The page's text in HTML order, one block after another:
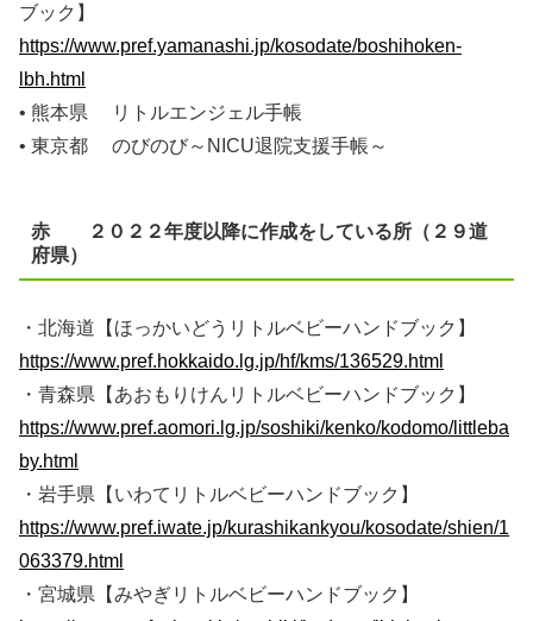
ブック】
https://www.pref.yamanashi.jp/kosodate/boshihoken-
lbh.html
• 熊本県 リトルエンジェル手帳
• 東京都 のびのび～NICU退院支援手帳～
赤 ２０２２年度以降に作成をしている所（２９道
府県）
・北海道【ほっかいどうリトルベビーハンドブック】
https://www.pref.hokkaido.lg.jp/hf/kms/136529.html
・青森県【あおもりけんリトルベビーハンドブック】
https://www.pref.aomori.lg.jp/soshiki/kenko/kodomo/littleba
by.html
・岩手県【いわてリトルベビーハンドブック】
https://www.pref.iwate.jp/kurashikankyou/kosodate/shien/1
063379.html
・宮城県【みやぎリトルベビーハンドブック】